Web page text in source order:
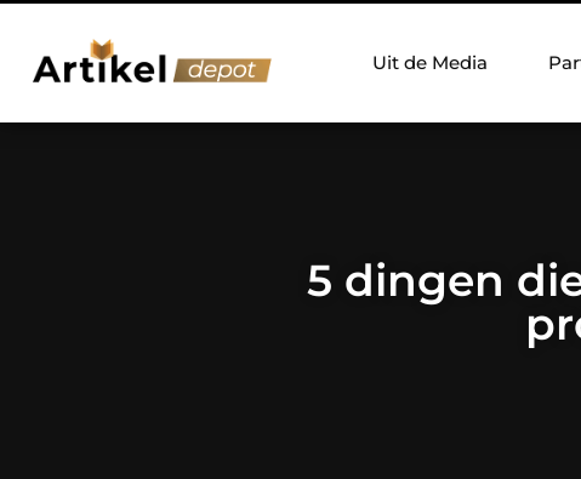
Uit de Media
5 dingen